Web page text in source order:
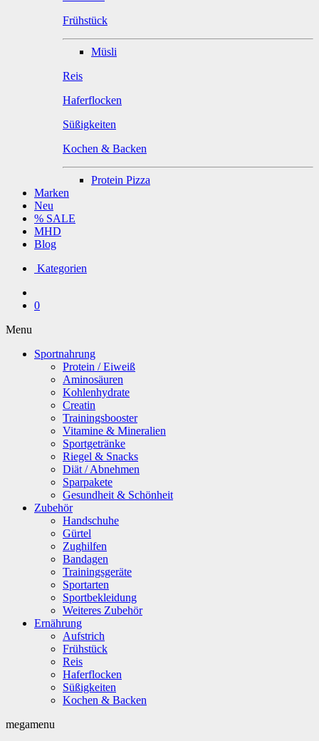
Frühstück
Müsli
Reis
Haferflocken
Süßigkeiten
Kochen & Backen
Protein Pizza
Marken
Neu
% SALE
MHD
Blog
Kategorien
0
Menu
Sportnahrung
Protein / Eiweiß
Aminosäuren
Kohlenhydrate
Creatin
Trainingsbooster
Vitamine & Mineralien
Sportgetränke
Riegel & Snacks
Diät / Abnehmen
Sparpakete
Gesundheit & Schönheit
Zubehör
Handschuhe
Gürtel
Zughilfen
Bandagen
Trainingsgeräte
Sportarten
Sportbekleidung
Weiteres Zubehör
Ernährung
Aufstrich
Frühstück
Reis
Haferflocken
Süßigkeiten
Kochen & Backen
megamenu